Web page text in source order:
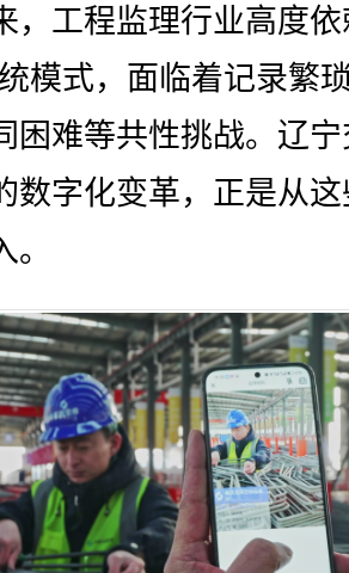
工程监理行业高度依
模式，面临着记录繁
困难等共性挑战。辽
数字化变革，正是从